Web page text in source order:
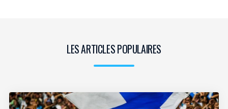
LES ARTICLES POPULAIRES